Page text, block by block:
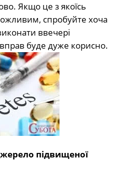
Якщо це з якоїсь
спробуйте хоча
ввечері
буде дуже корисно.
підвищеної